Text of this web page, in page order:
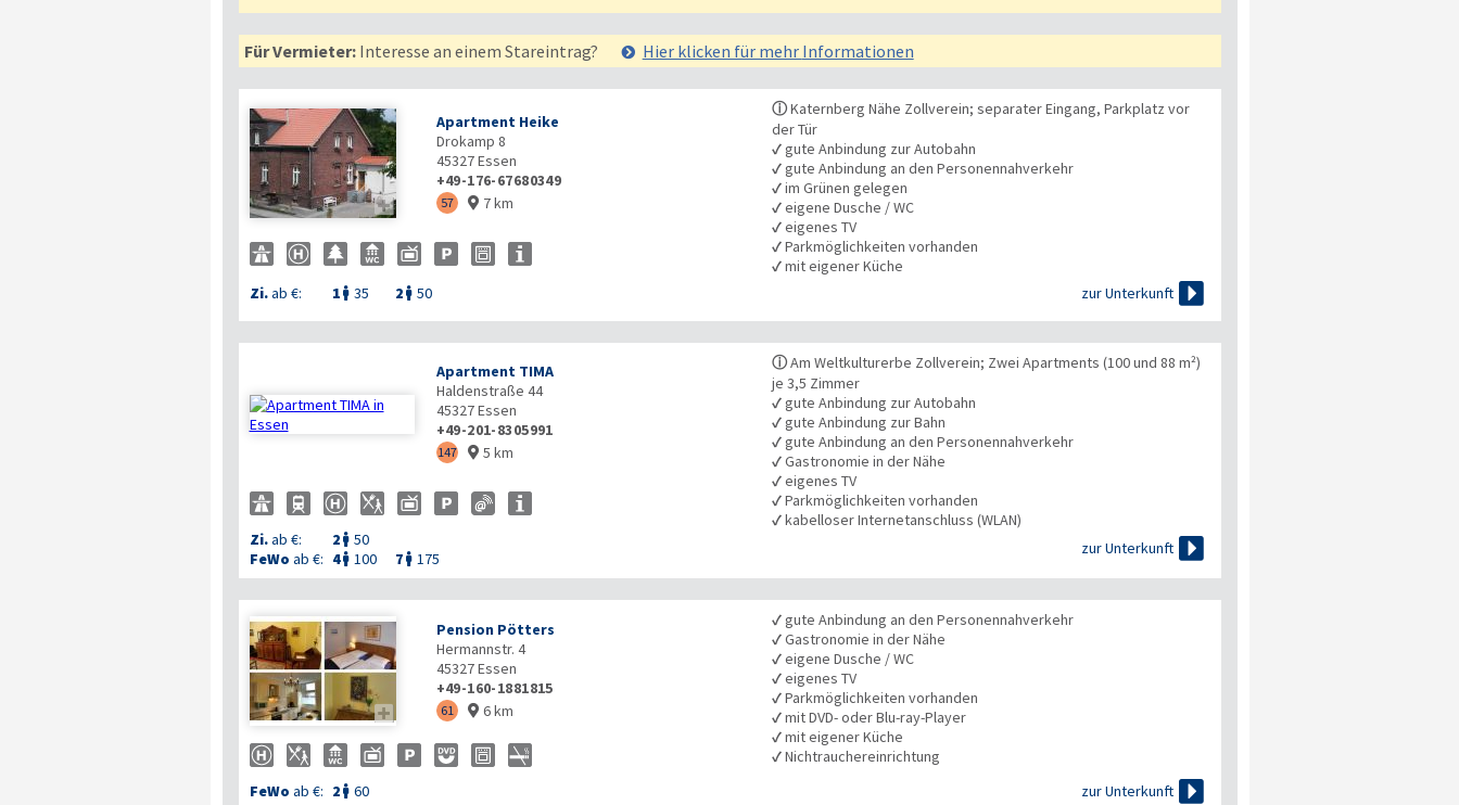
Für Vermieter:Interesse an einem Stareintrag? Hier klicken für mehr Informationen

Apartment Heike
Drokamp 8
45327Essen
+49-176-67680349
57  7 km
Zi.ab €: 1  35 2  50
ⓘKaternberg Nähe Zollverein; separater Eingang, Parkplatz vor
der Tür
✓gute Anbindung zur Autobahn
✓gute Anbindung an den Personennahverkehr
✓im Grünen gelegen
✓eigene Dusche / WC
✓eigenes TV
✓Parkmöglichkeiten vorhanden
✓mit eigener Küche
zur Unterkunft 
Apartment TIMA
Haldenstraße 44
45327Essen
+49-201-8305991
147  5 km
Zi.ab €: 2  50
FeWo ab €: 4 100 7  175
ⓘAm Weltkulturerbe Zollverein; Zwei Apartments (100 und 88 m²)
je 3,5 Zimmer
✓gute Anbindung zur Autobahn
✓gute Anbindung zur Bahn
✓gute Anbindung an den Personennahverkehr
✓Gastronomie in der Nähe
✓eigenes TV
✓Parkmöglichkeiten vorhanden
✓kabelloser Internetanschluss (WLAN)
zur Unterkunft


Pension Pötters
Hermannstr. 4
45327Essen
+49-160-1881815
61  6 km
FeWo ab €: 2  60
✓gute Anbindung an den Personennahverkehr
✓Gastronomie in der Nähe
✓eigene Dusche / WC
✓eigenes TV
✓Parkmöglichkeiten vorhanden
✓mit DVD- oder Blu-ray-Player
✓mit eigener Küche
✓Nichtrauchereinrichtung
zur Unterkunft 